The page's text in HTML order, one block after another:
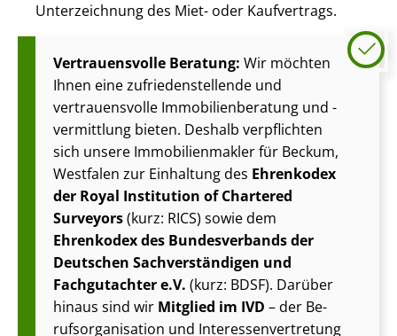
Unterzeichnung des Miet- oder Kaufvertrags.
Vertrauensvolle Beratung: Wir möchten
Ihnen eine zu­frie­den­stel­len­de und
vertrauensvolle Im­mo­bi­li­en­be­ra­tung und -
vermittlung bieten. Deshalb verpflichten
sich unsere Im­mo­bi­li­en­mak­ler für Beckum,
Westfalen zur Einhaltung des Ehrenkodex
der Royal Institution of Chartered
Surveyors(kurz: RICS) sowie dem
Ehrenkodex des Bundesverbands der
Deutschen Sach­ver­stän­di­gen und
Fachgutachter e.V. (kurz: BDSF). Darüber
hinaus sind wir Mitglied im IVD – der Be­
rufs­or­ga­ni­sa­ti­on und In­ter­es­sen­ver­tre­tung